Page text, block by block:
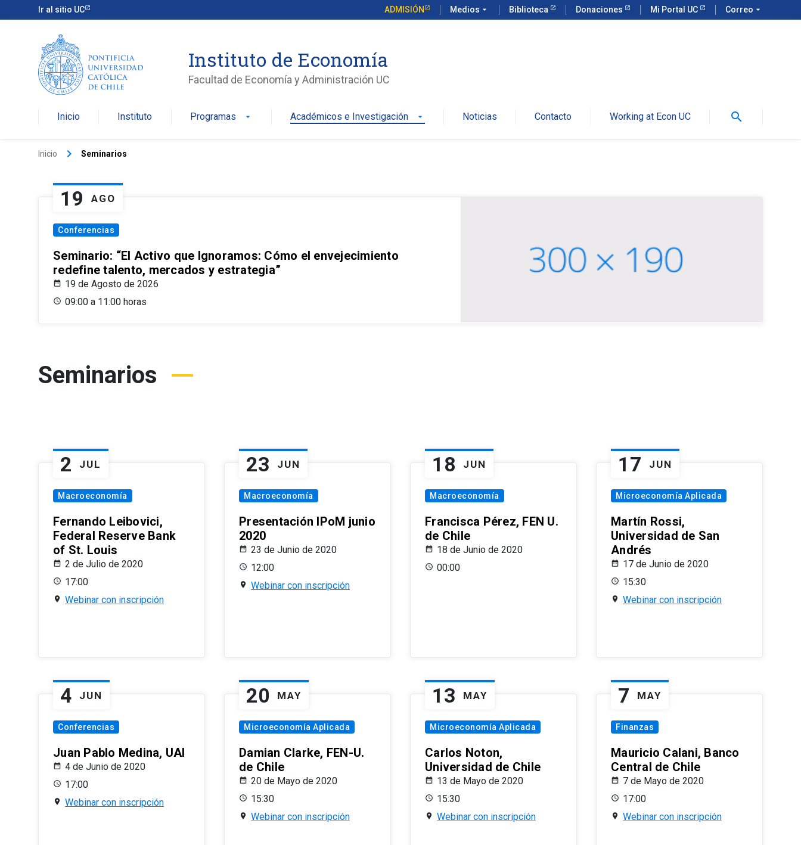
Ir al sitio UC ADMISIÓN Medios arrow_drop_down Biblioteca Donaciones Mi Portal UC Correo arrow_drop_down
Instituto de Economía
Facultad de Economía y Administración UC
Inicio Instituto Programas arrow_drop_down Académicos e Investigación arrow_drop_down Noticias Contacto Working at Econ UC search
Inicio keyboard_arrow_right Seminarios
19 AGO
Conferencias
Seminario: “El Activo que Ignoramos: Cómo el envejecimiento
redefine talento, mercados y estrategia”
19 de Agosto de 2026
09:00 a 11:00 horas
Seminarios
2 JUL
Macroeconomía
Fernando Leibovici,
Federal Reserve Bank
of St. Louis
2 de Julio de 2020
17:00
Webinar con inscripción
23 JUN
Macroeconomía
Presentación IPoM junio
2020
23 de Junio de 2020
12:00
Webinar con inscripción
18 JUN
Macroeconomía
Francisca Pérez, FEN U.
de Chile
18 de Junio de 2020
00:00
17 JUN
Microeconomía Aplicada
Martín Rossi,
Universidad de San
Andrés
17 de Junio de 2020
15:30
Webinar con inscripción
4 JUN
Conferencias
Juan Pablo Medina, UAI
4 de Junio de 2020
17:00
Webinar con inscripción
20 MAY
Microeconomía Aplicada
Damian Clarke, FEN-U.
de Chile
20 de Mayo de 2020
15:30
Webinar con inscripción
13 MAY
Microeconomía Aplicada
Carlos Noton,
Universidad de Chile
13 de Mayo de 2020
15:30
Webinar con inscripción
7 MAY
Finanzas
Mauricio Calani, Banco
Central de Chile
7 de Mayo de 2020
17:00
Webinar con inscripción